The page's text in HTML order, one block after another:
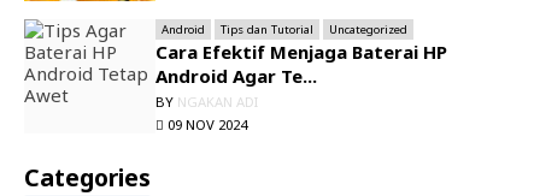
Android Tips dan Tutorial Uncategorized
Cara Efektif Menjaga Baterai HP
Android Agar Te...
BY NGAKAN ADI
09 NOV 2024
Categories